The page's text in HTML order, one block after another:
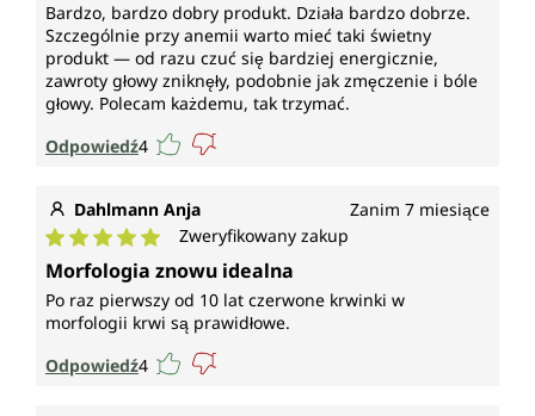
Bardzo, bardzo dobry produkt. Działa bardzo dobrze.
Szczególnie przy anemii warto mieć taki świetny
produkt — od razu czuć się bardziej energicznie,
zawroty głowy zniknęły, podobnie jak zmęczenie i bóle
głowy. Polecam każdemu, tak trzymać.
Odpowiedź4
Dahlmann Anja Zanim 7 miesiące
Średnia ocena 5 z 5 gwiazdek
Zweryfikowany zakup
Morfologia znowu idealna
Po raz pierwszy od 10 lat czerwone krwinki w
morfologii krwi są prawidłowe.
Odpowiedź4